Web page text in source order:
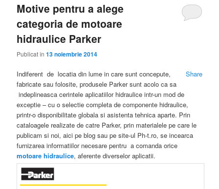
Motive pentru a alege
categoria de motoare
hidraulice Parker
Publicat în13 noiembrie 2014
Share
Indiferent de locatia din lume in care sunt concepute,
fabricate sau folosite, produsele Parker sunt acolo ca sa
indeplineasca cerintele aplicatiilor hidraulice intr-un mod de
exceptie – cu o selectie completa de componente hidraulice,
printr-o disponibilitate globala si asistenta tehnica aparte. Prin
cataloagele realizate de catre Parker, prin materialele pe care le
publicam si noi, aici pe blog sau pe site-ul Ph-t.ro, se incearca
furnizarea informatiilor necesare pentru a comanda orice
motoare hidraulice, aferente diverselor aplicatii.